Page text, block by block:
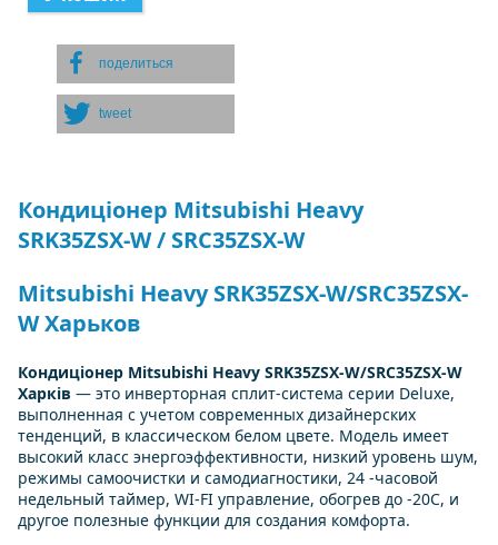
поделиться
tweet
Кондиціонер Mitsubishi Heavy
SRK35ZSX-W / SRC35ZSX-W
Mitsubishi Heavy SRK35ZSX-W/SRC35ZSX-
W Харьков
Кондиціонер Mitsubishi Heavy SRK35ZSX-W/SRC35ZSX-W
Харків — это инверторная сплит-система серии Deluxe,
выполненная с учетом современных дизайнерских
тенденций, в классическом белом цвете. Модель имеет
высокий класс энергоэффективности, низкий уровень шум,
режимы самоочистки и самодиагностики, 24 -часовой
недельный таймер, WI-FI управление, обогрев до -20С, и
другое полезные функции для создания комфорта.